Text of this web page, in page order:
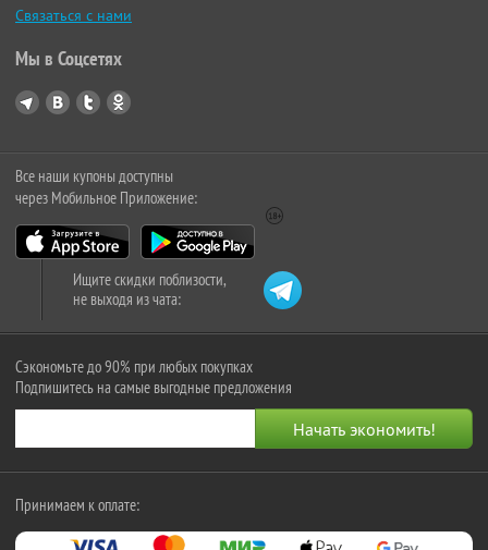
Связаться с нами
Мы в Соцсетях
Все наши купоны доступны
через Мобильное Приложение:
Ищите скидки поблизости,
не выходя из чата:
Сэкономьте до 90% при любых покупках
Подпишитесь на самые выгодные предложения
Принимаем к оплате: